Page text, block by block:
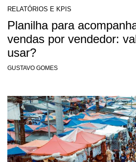
RELATÓRIOS E KPIS
Planilha para
vendas por vendedor:
usar?
GUSTAVO GOMES